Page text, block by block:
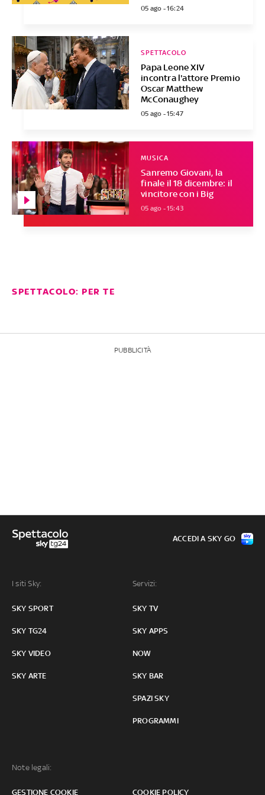
05 ago - 16:24
Papa Leone XIV
incontra l'attore Premio
Oscar Matthew
McConaughey
SPETTACOLO
05 ago - 15:47
Sanremo Giovani, la
finale il 18 dicembre: il
vincitore con i Big
MUSICA
05 ago - 15:43
SPETTACOLO: PER TE
PUBBLICITÀ
I siti Sky:
SKY SPORT
SKY TG24
SKY VIDEO
SKY ARTE
Servizi:
SKY TV
SKY APPS
NOW
SKY BAR
SPAZI SKY
PROGRAMMI
Note legali:
GESTIONE COOKIE COOKIE POLICY
ACCEDI A SKY GO